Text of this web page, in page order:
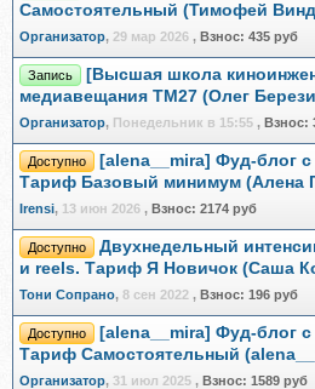
Самостоятельный (Тимофей
Организатор, 29 мар 2026 , Взнос: 435 руб
Запись
[Высшая школа
медиавещания ТМ27 (Олег
Организатор, Понедельник в 15:55 , Взнос:
Доступно
[alena__mira] Фуд-блог
Тариф Базовый минимум (Алена
Irensi, 13 июн 2026 , Взнос: 2174 руб
Доступно
Двухнедельный
и reels. Тариф Я Новичок (Саша
Тони Сопрано, 8 сен 2022 , Взнос: 196 руб
Доступно
[alena__mira] Фуд-блог
Тариф Самостоятельный
Организатор, 31 июл 2025 , Взнос: 1589 руб